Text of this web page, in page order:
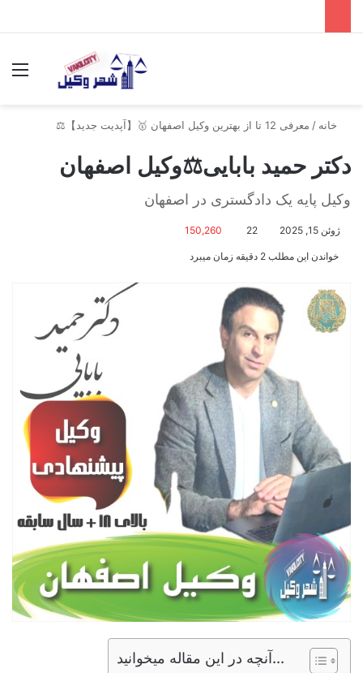
خانه / معرفی 12 تا از بهترین وکیل اصفهان 🥇【آپدیت جدید】⚖️
دکتر حمید بابایی⚖️وکیل اصفهان
وکیل پایه یک دادگستری در اصفهان
ژوئن 15, 2025 22
150,260
خواندن این مطلب 2 دقیقه زمان میبرد
آنچه در این مقاله میخوانید...